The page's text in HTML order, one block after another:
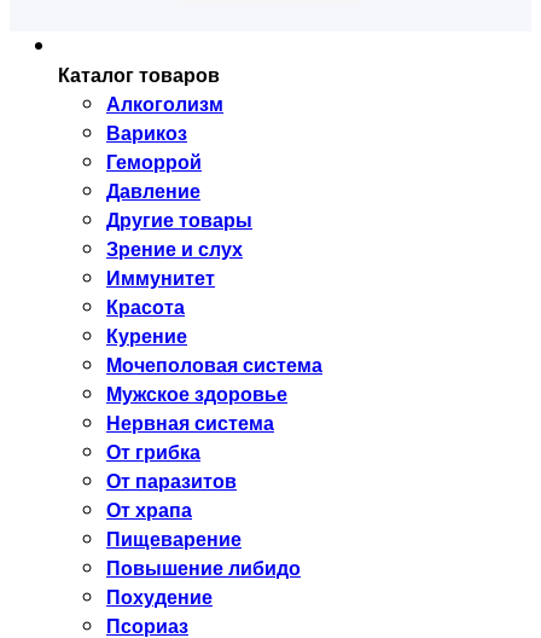
Каталог товаров
Алкоголизм
Варикоз
Геморрой
Давление
Другие товары
Зрение и слух
Иммунитет
Красота
Курение
Мочеполовая система
Мужское здоровье
Нервная система
От грибка
От паразитов
От храпа
Пищеварение
Повышение либидо
Похудение
Псориаз